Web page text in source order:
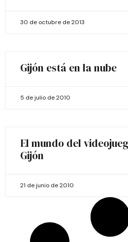
30 de octubre de 2013
Gijón está en la nube
5 de julio de 2010
El mundo del
Gijón
21 de junio de 2010